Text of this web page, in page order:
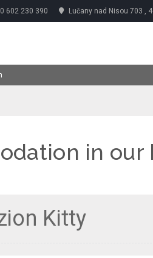
602 230 390 Lučany nad Nisou 703 ,
in our
Kitty